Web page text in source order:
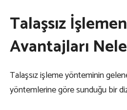
Talaşsız
Avantajları
Talaşsız işleme yönteminin
yöntemlerine göre sunduğu bir